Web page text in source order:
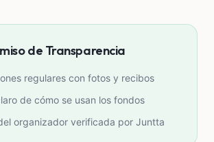
dejar pasar la oportunidad. Ir a
es solo competir; es entender cómo
metodología y traer ese
Es demostrar que en el Perú hay
de Transparencia
regulares con fotos y recibos
de cómo se usan los fondos
organizador verificada por Juntta